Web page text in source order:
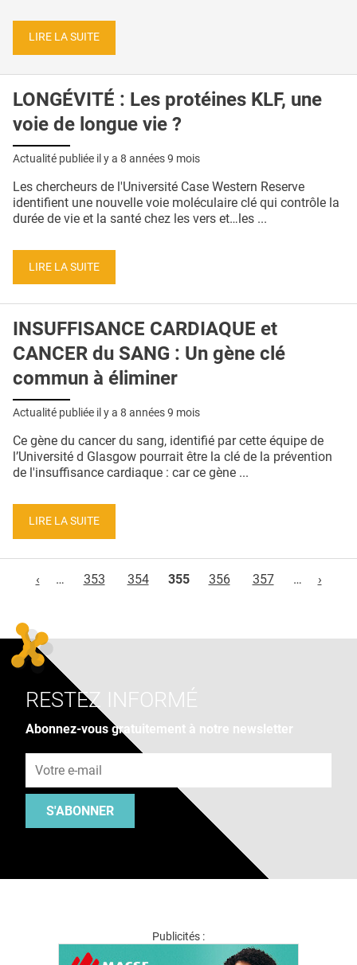
LIRE LA SUITE
LONGÉVITÉ : Les protéines KLF, une
voie de longue vie ?
Actualité publiée il y a 8 années 9 mois
Les chercheurs de l'Université Case Western Reserve
identifient une nouvelle voie moléculaire clé qui contrôle la
durée de vie et la santé chez les vers et…les ...
LIRE LA SUITE
INSUFFISANCE CARDIAQUE et
CANCER du SANG : Un gène clé
commun à éliminer
Actualité publiée il y a 8 années 9 mois
Ce gène du cancer du sang, identifié par cette équipe de
l’Université d Glasgow pourrait être la clé de la prévention
de l'insuffisance cardiaque : car ce gène ...
LIRE LA SUITE
‹
… 353 354 355 356 357 … ›
RESTEZ INFORMÉ
Abonnez-vous gratuitement à notre newsletter
S'ABONNER
Publicités :